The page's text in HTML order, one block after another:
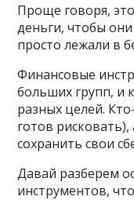
Проще говоря,
деньги, чтобы
просто лежали в
Финансовые
больших групп, и
разных целей.
готов
сохранить свои
Давай разберем
инструментов,